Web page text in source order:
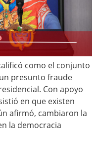
como el conjunto
presunto fraude
Con apoyo
en que existen
afirmó, cambiaron la
la democracia